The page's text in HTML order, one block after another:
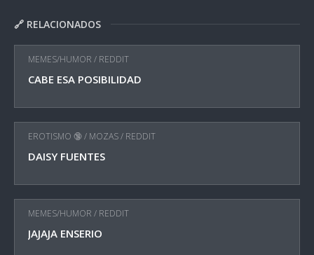
🔗 RELACIONADOS
MEMES/HUMOR / REDDIT
CABE ESA POSIBILIDAD
EROTISMO 🔞/ MOZAS/ REDDIT
DAISY FUENTES
MEMES/HUMOR / REDDIT
JAJAJA ENSERIO